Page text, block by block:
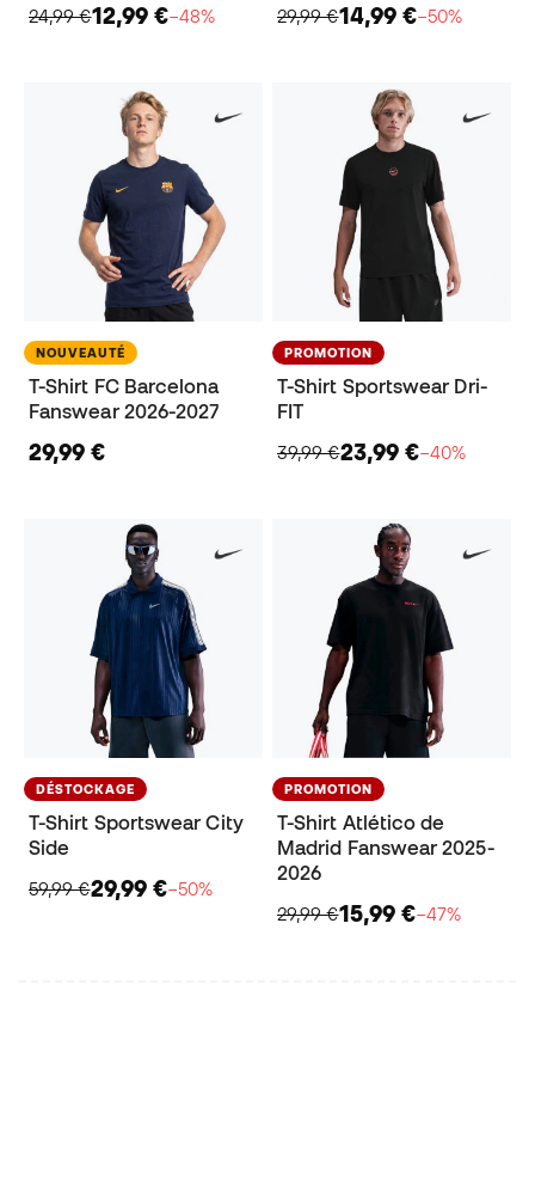
24,99 €12,99 €−48%
29,99 €14,99 €−50%
NOUVEAUTÉ
T-Shirt FC Barcelona
Fanswear 2026-2027
29,99 €
PROMOTION
T-Shirt Sportswear Dri-
FIT
39,99 €23,99 €−40%
DÉSTOCKAGE
T-Shirt Sportswear City
Side
59,99 €29,99 €−50%
PROMOTION
T-Shirt Atlético de
Madrid Fanswear 2025-
2026
29,99 €15,99 €−47%